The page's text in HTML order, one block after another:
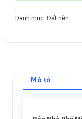
Danh mục:Đất nền
Mô tả